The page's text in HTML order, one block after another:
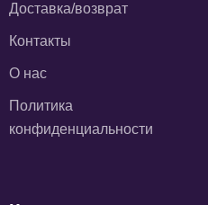
Доставка/возврат
Контакты
О нас
Политика
конфиденциальности